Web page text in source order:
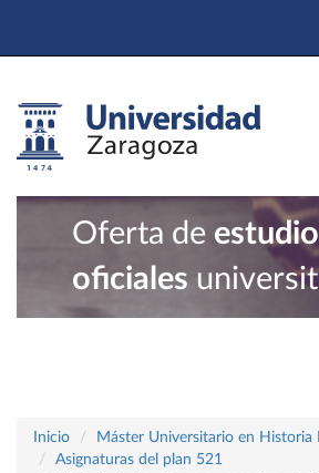
Oferta de
oficiales
Inicio
Máster Universitario en Historia
Asignaturas del plan 521